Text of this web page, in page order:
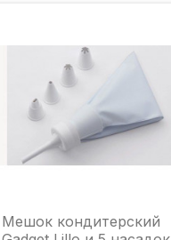
Мешок кондитерский